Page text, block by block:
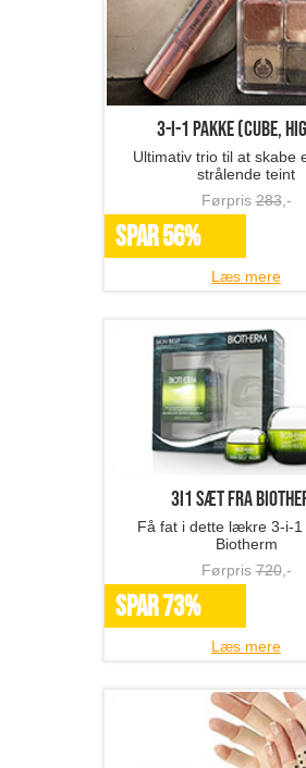
3-i-1 pakke (cube,
Ultimativ trio til at skabe
strålende teint
Førpris283,-
SPAR 56%
Læs mere
3i1 sæt fra
Få fat i dette lækre 3-i-
Biotherm
Førpris720,-
SPAR 73%
Læs mere